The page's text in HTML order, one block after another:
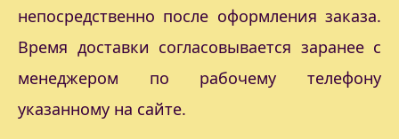
непосредственно после оформления заказа.
Время доставки согласовывается заранее с
менеджером по рабочему телефону
указанному на сайте.